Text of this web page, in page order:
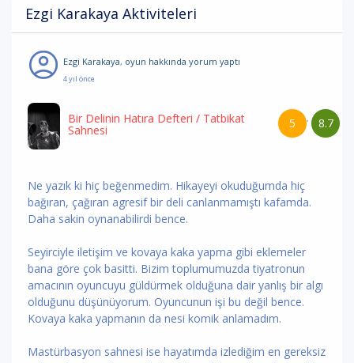
Ezgi Karakaya Aktiviteleri
Ezgi Karakaya, oyun hakkında yorum yaptı
4 yıl önce
8.7
/
5
Bir Delinin Hatıra Defteri / Tatbikat
Sahnesi
Ne yazık ki hiç beğenmedim. Hikayeyi okuduğumda hiç
bağıran, çağıran agresif bir deli canlanmamıştı kafamda.
Daha sakin oynanabilirdi bence.
Seyirciyle iletişim ve kovaya kaka yapma gibi eklemeler
bana göre çok basitti. Bizim toplumumuzda tiyatronun
amacının oyuncuyu güldürmek olduğuna dair yanlış bir algı
olduğunu düşünüyorum. Oyuncunun işi bu değil bence.
Kovaya kaka yapmanın da nesi komik anlamadım.
Mastürbasyon sahnesi ise hayatımda izlediğim en gereksiz